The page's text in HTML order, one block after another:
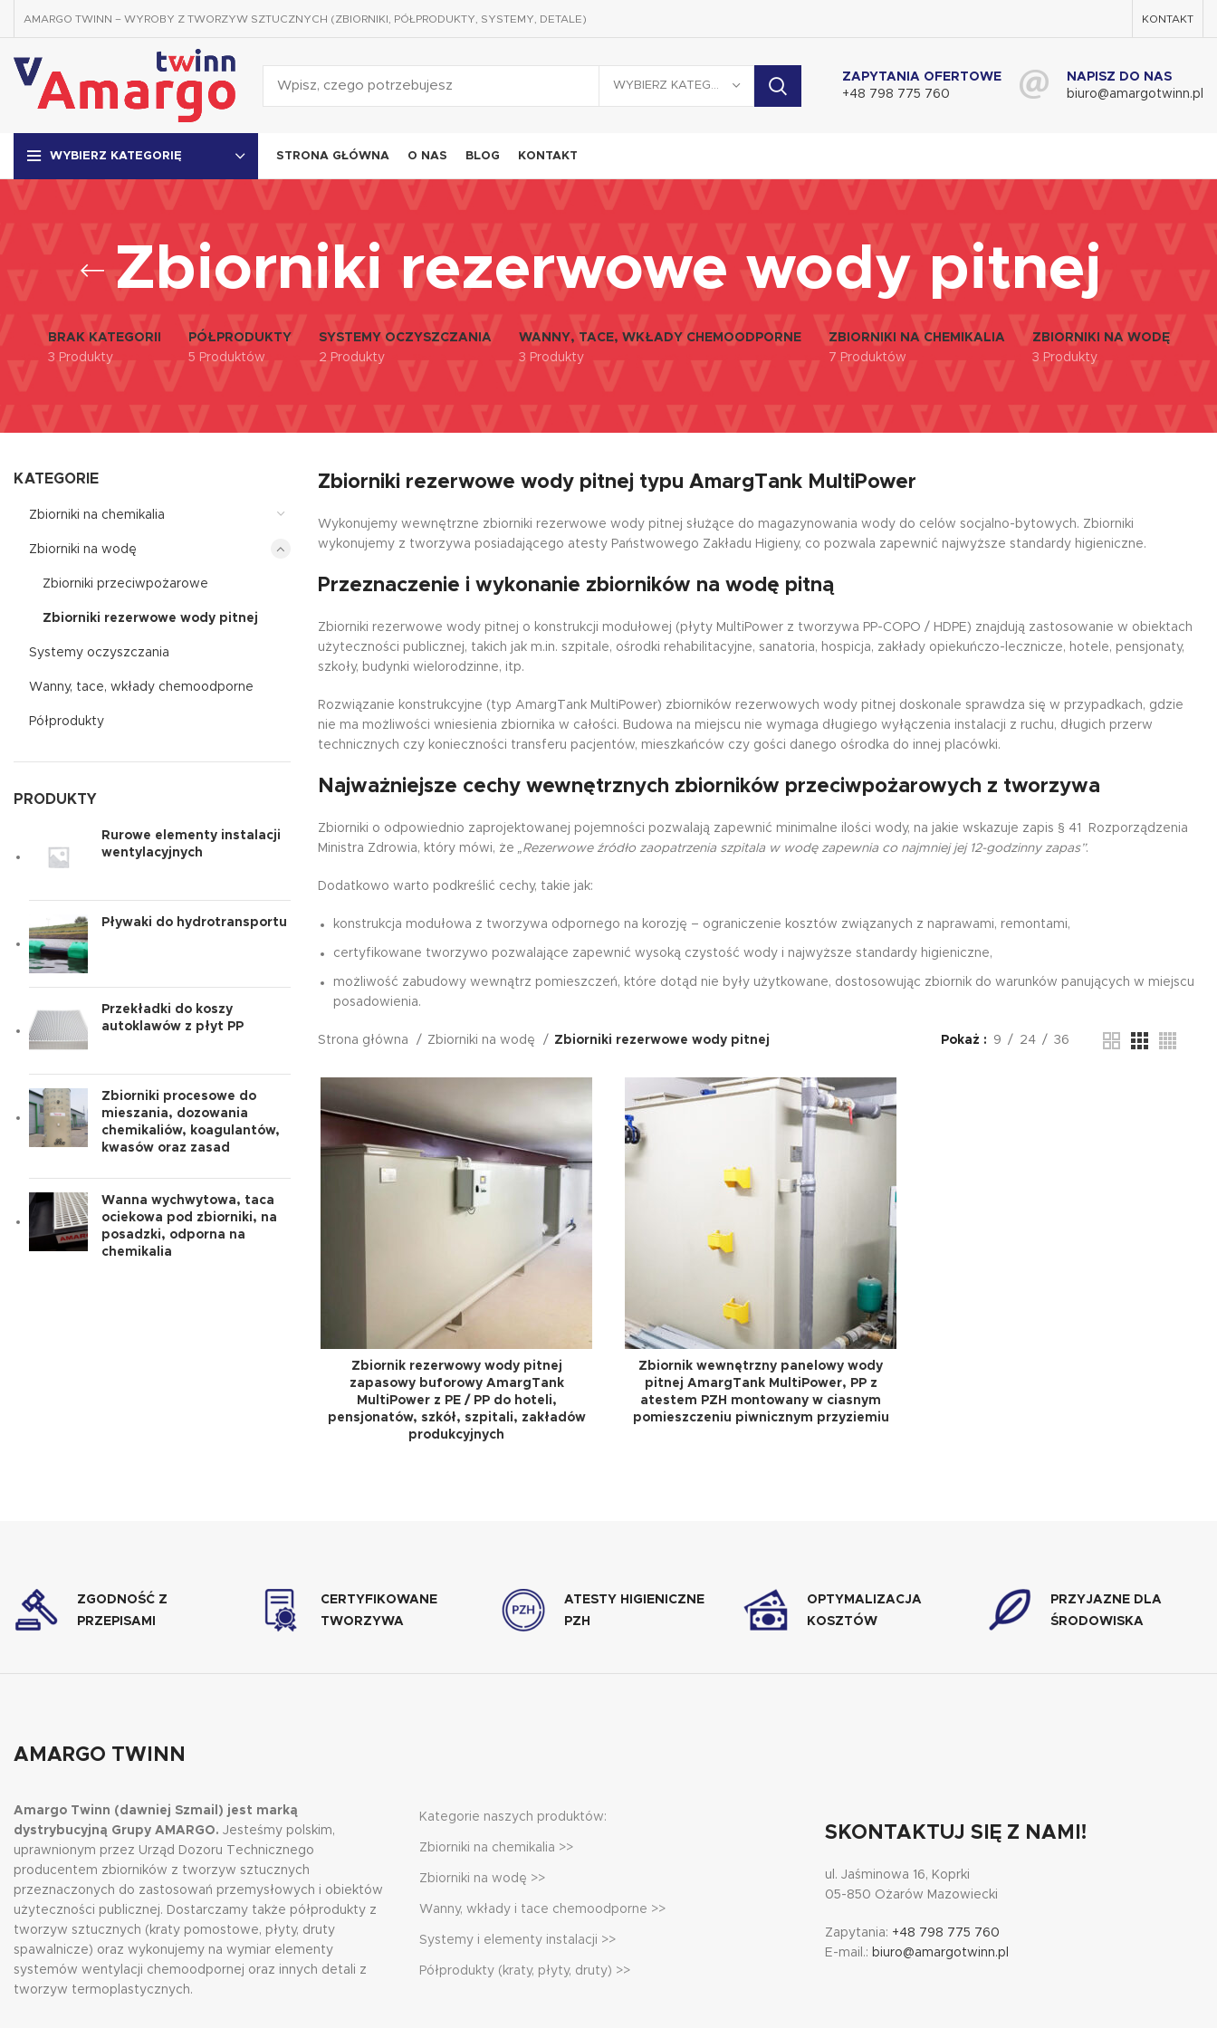
AMARGO TWINN – WYROBY Z TWORZYW SZTUCZNYCH (ZBIORNIKI, PÓŁPRODUKTY, SYSTEMY, DETALE) KONTAKT
ZAPYTANIA OFERTOWE
+48 798 775 760
NAPISZ DO NAS
biuro@amargotwinn.pl
WYBIERZ KATEGORIĘ STRONA GŁÓWNA O NAS BLOG KONTAKT
Zbiorniki rezerwowe wody pitnej
BRAK KATEGORII
3 Produkty
PÓŁPRODUKTY
5 Produktów
SYSTEMY OCZYSZCZANIA
2 Produkty
WANNY, TACE, WKŁADY CHEMOODPORNE
3 Produkty
ZBIORNIKI NA CHEMIKALIA
7 Produktów
ZBIORNIKI NA WODĘ
3 Produkty
KATEGORIE
Zbiorniki na chemikalia
Zbiorniki na wodę
Zbiorniki przeciwpożarowe
Zbiorniki rezerwowe wody pitnej
Systemy oczyszczania
Wanny, tace, wkłady chemoodporne
Półprodukty
PRODUKTY
Rurowe elementy instalacji
wentylacyjnych
Pływaki do hydrotransportu
Przekładki do koszy
autoklawów z płyt PP
Zbiorniki procesowe do
mieszania, dozowania
chemikaliów, koagulantów,
kwasów oraz zasad
Wanna wychwytowa, taca
ociekowa pod zbiorniki, na
posadzki, odporna na
chemikalia
Zbiorniki rezerwowe wody pitnej typu AmargTank MultiPower
Wykonujemy wewnętrzne zbiorniki rezerwowe wody pitnej służące do magazynowania wody do celów socjalno-bytowych. Zbiorniki
wykonujemy z tworzywa posiadającego atesty Państwowego Zakładu Higieny, co pozwala zapewnić najwyższe standardy higieniczne.
Przeznaczenie i wykonanie zbiorników na wodę pitną
Zbiorniki rezerwowe wody pitnej o konstrukcji modułowej (płyty MultiPower z tworzywa PP-COPO / HDPE) znajdują zastosowanie w obiektach
użyteczności publicznej, takich jak m.in. szpitale, ośrodki rehabilitacyjne, sanatoria, hospicja, zakłady opiekuńczo-lecznicze, hotele, pensjonaty,
szkoły, budynki wielorodzinne, itp.
Rozwiązanie konstrukcyjne (typ AmargTank MultiPower) zbiorników rezerwowych wody pitnej doskonale sprawdza się w przypadkach, gdzie
nie ma możliwości wniesienia zbiornika w całości. Budowa na miejscu nie wymaga długiego wyłączenia instalacji z ruchu, długich przerw
technicznych czy konieczności transferu pacjentów, mieszkańców czy gości danego ośrodka do innej placówki.
Najważniejsze cechy wewnętrznych zbiorników przeciwpożarowych z tworzywa
Zbiorniki o odpowiednio zaprojektowanej pojemności pozwalają zapewnić minimalne ilości wody, na jakie wskazuje zapis § 41 Rozporządzenia
Ministra Zdrowia, który mówi, że „Rezerwowe źródło zaopatrzenia szpitala w wodę zapewnia co najmniej jej 12-godzinny zapas”.
Dodatkowo warto podkreślić cechy, takie jak:
konstrukcja modułowa z tworzywa odpornego na korozję – ograniczenie kosztów związanych z naprawami, remontami,
certyfikowane tworzywo pozwalające zapewnić wysoką czystość wody i najwyższe standardy higieniczne,
możliwość zabudowy wewnątrz pomieszczeń, które dotąd nie były użytkowane, dostosowując zbiornik do warunków panujących w miejscu
posadowienia.
Strona główna Zbiorniki na wodę Zbiorniki rezerwowe wody pitnej Pokaż 9 24 36
Zbiornik rezerwowy wody pitnej
zapasowy buforowy AmargTank
MultiPower z PE / PP do hoteli,
pensjonatów, szkół, szpitali, zakładów
produkcyjnych
Zbiornik wewnętrzny panelowy wody
pitnej AmargTank MultiPower, PP z
atestem PZH montowany w ciasnym
pomieszczeniu piwnicznym przyziemiu
ZGODNOŚĆ Z
PRZEPISAMI
CERTYFIKOWANE
TWORZYWA
ATESTY HIGIENICZNE
PZH
OPTYMALIZACJA
KOSZTÓW
PRZYJAZNE DLA
ŚRODOWISKA
AMARGO TWINN
Amargo Twinn (dawniej Szmail) jest marką
dystrybucyjną Grupy AMARGO. Jesteśmy polskim,
uprawnionym przez Urząd Dozoru Technicznego
producentem zbiorników z tworzyw sztucznych
przeznaczonych do zastosowań przemysłowych i obiektów
użyteczności publicznej. Dostarczamy także półprodukty z
tworzyw sztucznych (kraty pomostowe, płyty, druty
spawalnicze) oraz wykonujemy na wymiar elementy
systemów wentylacji chemoodpornej oraz innych detali z
tworzyw termoplastycznych.
Kategorie naszych produktów:
Zbiorniki na chemikalia >>
Zbiorniki na wodę >>
Wanny, wkłady i tace chemoodporne >>
Systemy i elementy instalacji >>
Półprodukty (kraty, płyty, druty) >>
SKONTAKTUJ SIĘ Z NAMI!
ul. Jaśminowa 16, Koprki
05-850 Ożarów Mazowiecki
Zapytania: +48 798 775 760
E-mail.: biuro@amargotwinn.pl